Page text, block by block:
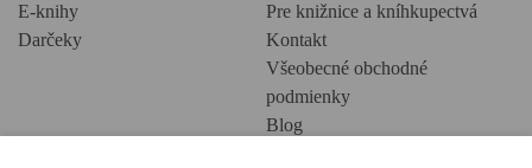
E-knihy
Darčeky
Pre knižnice a kníhkupectvá
Kontakt
Všeobecné obchodné
podmienky
Blog